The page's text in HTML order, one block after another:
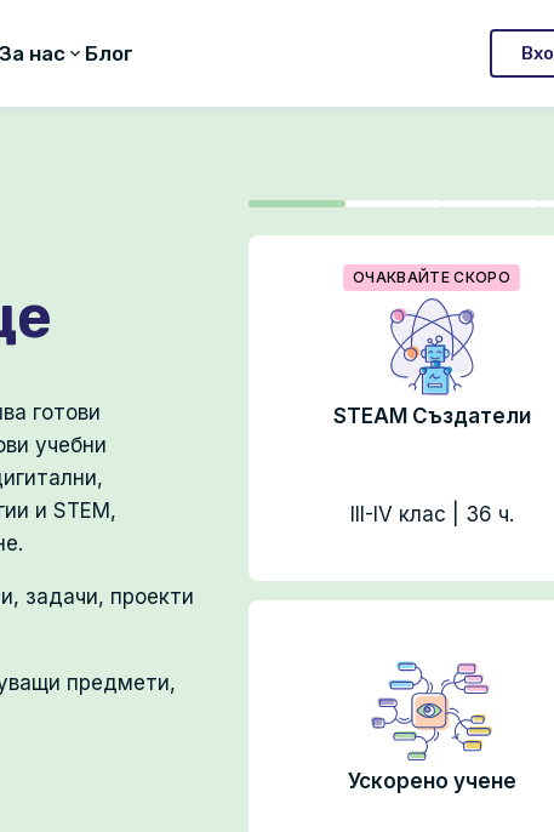
За нас Блог
готови
учебни
и STEM,
задачи, проекти
предмети,
платка
ч.
ОЧАКВАЙТЕ СКОРО
STEAM Създатели
III-IV клас | 36 ч.
Ускорено учене